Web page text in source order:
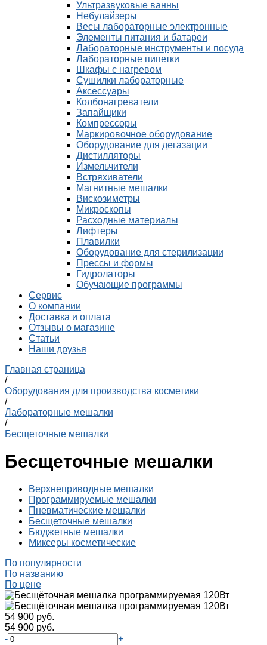
Ультразвуковые ванны
Небулайзеры
Весы лабораторные электронные
Элементы питания и батареи
Лабораторные инструменты и посуда
Лабораторные пипетки
Шкафы с нагревом
Сушилки лабораторные
Аксессуары
Колбонагреватели
Запайщики
Компрессоры
Маркировочное оборудование
Оборудование для дегазации
Дистилляторы
Измельчители
Встряхиватели
Магнитные мешалки
Вискозиметры
Микроскопы
Расходные материалы
Лифтеры
Плавилки
Оборудование для стерилизации
Прессы и формы
Гидролаторы
Обучающие программы
Сервис
О компании
Доставка и оплата
Отзывы о магазине
Статьи
Наши друзья
Главная страница
/
Оборудования для производства косметики
/
Лабораторные мешалки
/
Бесщеточные мешалки
Бесщеточные мешалки
Верхнеприводные мешалки
Программируемые мешалки
Пневматические мешалки
Бесщеточные мешалки
Бюджетные мешалки
Миксеры косметические
По популярности
По названию
По цене
54 900 руб.
54 900 руб.
-
+